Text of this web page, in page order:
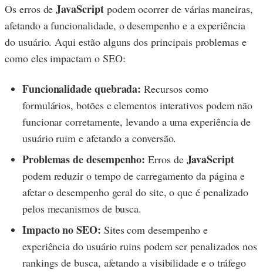
Os erros deJavaScriptpodem ocorrer de várias maneiras,
afetando a funcionalidade, o desempenho e a experiência
do usuário. Aqui estão alguns dos principais problemas e
como eles impactam o SEO:
Funcionalidade quebrada: Recursos como
formulários, botões e elementos interativos podem não
funcionar corretamente, levando a uma experiência de
usuário ruim e afetando a conversão.
Problemas de desempenho: Erros de JavaScript
podem reduzir o tempo de carregamento da página e
afetar o desempenho geral do site, o que é penalizado
pelos mecanismos de busca.
Impacto no SEO: Sites com desempenho e
experiência do usuário ruins podem ser penalizados nos
rankings de busca, afetando a visibilidade e o tráfego